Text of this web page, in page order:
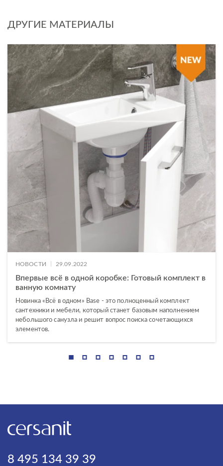
ДРУГИЕ МАТЕРИАЛЫ
НОВОСТИ 29.09.2022
Впервые всё в одной коробке: Готовый комплект в
ванную комнату
Новинка «Всё в одном» Base - это полноценный комплект
сантехники и мебели, который станет базовым наполнением
небольшого санузла и решит вопрос поиска сочетающихся
элементов.
8 495 134 39 39